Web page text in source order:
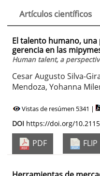
Artículos científicos
El talento humano,
gerencia en las
Human talent, a
Cesar Augusto Silva-
Mendoza, Yohanna
Vistas de resúmen 5341 |
DOI https://doi.org/
PDF FLIP